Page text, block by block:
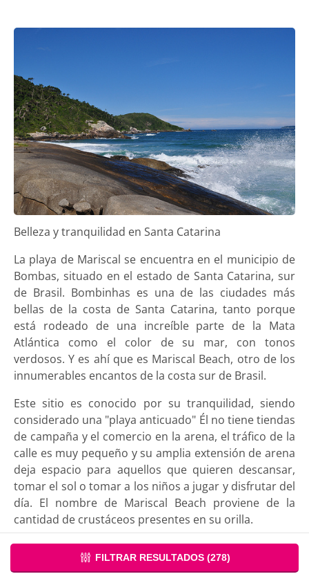
FILTRAR RESULTADOS (278)
Belleza y tranquilidad en Santa Catarina
La playa de Mariscal se encuentra en el municipio de
Bombas, situado en el estado de Santa Catarina, sur
de Brasil. Bombinhas es una de las ciudades más
bellas de la costa de Santa Catarina, tanto porque
está rodeado de una increíble parte de la Mata
Atlántica como el color de su mar, con tonos
verdosos. Y es ahí que es Mariscal Beach, otro de los
innumerables encantos de la costa sur de Brasil.
Este sitio es conocido por su tranquilidad, siendo
considerado una "playa anticuado" Él no tiene tiendas
de campaña y el comercio en la arena, el tráfico de la
calle es muy pequeño y su amplia extensión de arena
deja espacio para aquellos que quieren descansar,
tomar el sol o tomar a los niños a jugar y disfrutar del
día. El nombre de Mariscal Beach proviene de la
cantidad de crustáceos presentes en su orilla.
La hermosa y tranquila playa de Mariscal